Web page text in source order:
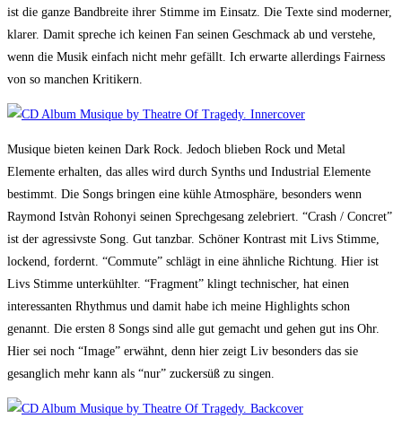
ist die ganze Bandbreite ihrer Stimme im Einsatz. Die Texte sind moderner,
klarer. Damit spreche ich keinen Fan seinen Geschmack ab und verstehe,
wenn die Musik einfach nicht mehr gefällt. Ich erwarte allerdings Fairness
von so manchen Kritikern.
Musique bieten keinen Dark Rock. Jedoch blieben Rock und Metal
Elemente erhalten, das alles wird durch Synths und Industrial Elemente
bestimmt. Die Songs bringen eine kühle Atmosphäre, besonders wenn
Raymond Istvàn Rohonyi seinen Sprechgesang zelebriert. “Crash / Concret”
ist der agressivste Song. Gut tanzbar. Schöner Kontrast mit Livs Stimme,
lockend, fordernt. “Commute” schlägt in eine ähnliche Richtung. Hier ist
Livs Stimme unterkühlter. “Fragment” klingt technischer, hat einen
interessanten Rhythmus und damit habe ich meine Highlights schon
genannt. Die ersten 8 Songs sind alle gut gemacht und gehen gut ins Ohr.
Hier sei noch “Image” erwähnt, denn hier zeigt Liv besonders das sie
gesanglich mehr kann als “nur” zuckersüß zu singen.